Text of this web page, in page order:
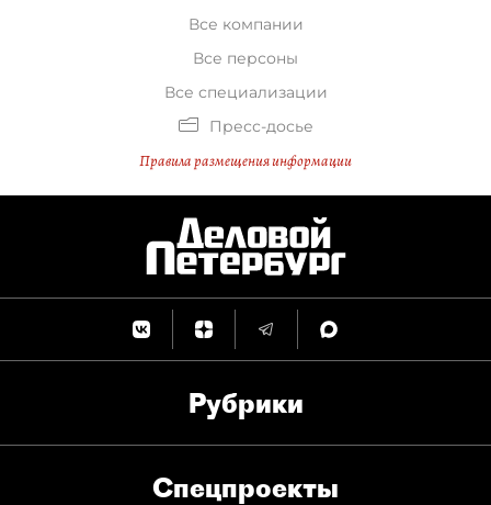
Все компании
Все персоны
Все специализации
Пресс-досье
Правила размещения информации
Рубрики
Спец­проекты